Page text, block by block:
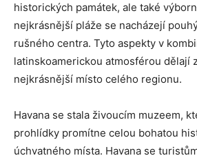
historických památek, ale také
nejkrásnější pláže se nacházejí
rušného centra. Tyto aspekty v
latinskoamerickou atmosférou dělají
nejkrásnější místo celého regionu.
Havana se stala živoucím muzeem,
prohlídky promítne celou bohatou
úchvatného místa. Havana se